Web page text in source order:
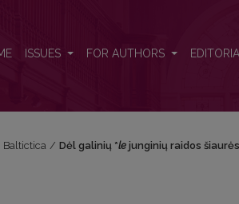
ISSUES FOR AUTHORS
Baltictica / Dėl galinių *lejunginių raidos